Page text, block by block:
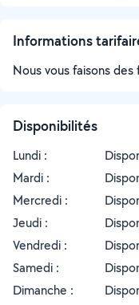
Informations
Nous vous faisons
Disponibilités
Lundi :
Mardi :
Mercredi :
Jeudi :
Vendredi :
Samedi :
Dimanche :